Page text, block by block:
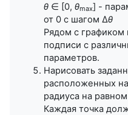
θ ∈ [0, θmax] -
от 0 с шагом Δθ
Рядом с
подписи с
параметров.
Нарисовать
расположенных
радиуса на
Каждая точка